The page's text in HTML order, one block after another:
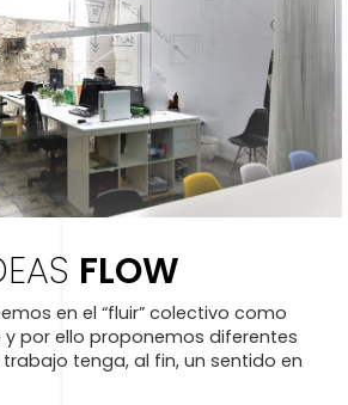
FLOW
en el “fluir” colectivo como
por ello proponemos diferentes
tenga, al fin, un sentido en